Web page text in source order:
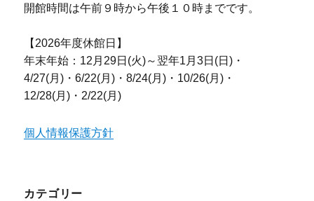
開館時間は午前９時から午後１０時までです。
【2026年度休館日】
年末年始：12月29日(火)～翌年1月3日(日)・
4/27(月)・6/22(月)・8/24(月)・10/26(月)・
12/28(月)・2/22(月)
個人情報保護方針
カテゴリー